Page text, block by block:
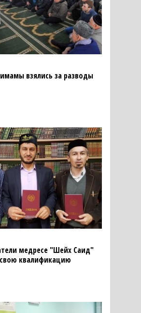
взялись за разводы
медресе "Шейх Саид"
квалификацию